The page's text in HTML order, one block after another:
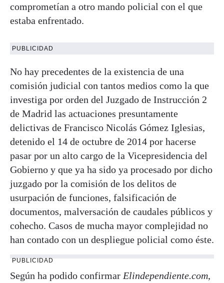
comprometían a otro mando policial con el que
estaba enfrentado.
PUBLICIDAD
No hay precedentes de la existencia de una
comisión judicial con tantos medios como la que
investiga por orden del Juzgado de Instrucción 2
de Madrid las actuaciones presuntamente
delictivas de Francisco Nicolás Gómez Iglesias,
detenido el 14 de octubre de 2014 por hacerse
pasar por un alto cargo de la Vicepresidencia del
Gobierno y que ya ha sido ya procesado por dicho
juzgado por la comisión de los delitos de
usurpación de funciones, falsificación de
documentos, malversación de caudales públicos y
cohecho. Casos de mucha mayor complejidad no
han contado con un despliegue policial como éste.
PUBLICIDAD
Según ha podido confirmar Elindependiente.com,